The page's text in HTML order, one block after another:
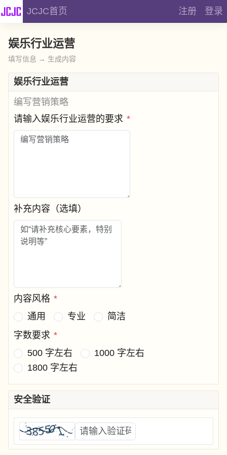
JCJC首页 注册 登录
娱乐行业运营
填写信息 → 生成内容
娱乐行业运营
编写营销策略
请输入娱乐行业运营的要求 *
补充内容（选填）
内容风格 *
通用
专业
简洁
字数要求 *
500 字左右
1000 字左右
1800 字左右
安全验证